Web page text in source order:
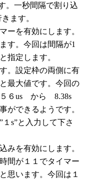
。一秒間隔で割り込
ます。
ーを有効にします。
す。今回は間隔が1
指定します。
。設定枠の両側に有
最大値です。今回の
５６us から 8.38s
ができるようです。
s”と入力して下さ
みを有効にします。
間が１１でタイマー
思います。今回は１